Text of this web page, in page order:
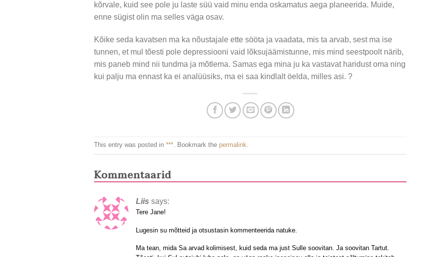
kõrvale, kuid see pole ju laste süü vaid minu enda oskamatus aega planeerida. Muide,
enne sügist olin ma selles väga osav.
Kõike seda kavatsen ma ka nõustajale ette sööta ja vaadata, mis ta arvab, sest ma ise
tunnen, et mul tõesti pole depressiooni vaid lõksujäämistunne, mis mind seestpoolt närib,
mis paneb mind nii tundma ja mõtlema. Samas ega mina ju ka vastavat haridust oma ning
kui palju ma ennast ka ei analüüsiks, ma ei saa kindlalt öelda, milles asi. ?
This entry was posted in ***. Bookmark the permalink.
Kommentaarid
Liis says:
Tere Jane!
Lugesin su mõtteid ja otsustasin kommenteerida natuke.
Ma tean, mida Sa arvad kolimisest, kuid seda ma just Sulle soovitan. Ja soovitan Tartut.